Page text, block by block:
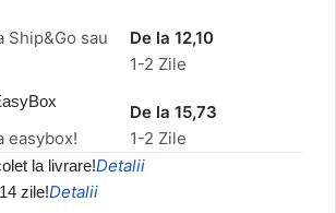
Ship&Go sau
1-2 Zile
De la 12,10
easybox! 1-2 Zile
De la 15,73
la livrare!Detalii
zile!Detalii